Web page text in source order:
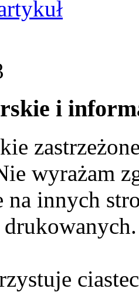
i
wyrażam
na innych